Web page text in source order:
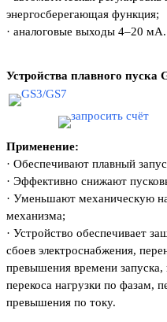
энергосберегающая функция;
· аналоговые выходы 4–20 мА.
Устройства плавного пуска
Применение:
· Обеспечивают плавный
· Эффективно снижают
· Уменьшают механическую
механизма;
· Устройство обеспечивает
сбоев электроснабжения,
превышения времени запуска,
перекоса нагрузки по фазам,
превышения по току.